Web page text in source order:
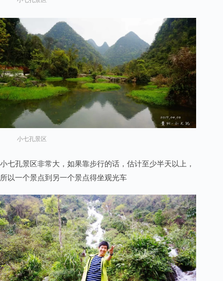
小七孔景区
小七孔景区非常大，如果靠步行的话，估计至少半天以上，
所以一个景点到另一个景点得坐观光车